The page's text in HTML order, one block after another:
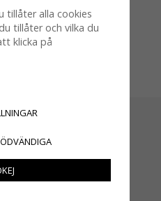
vår
tillåter alla cookies
tillåter och vilka du
klicka på